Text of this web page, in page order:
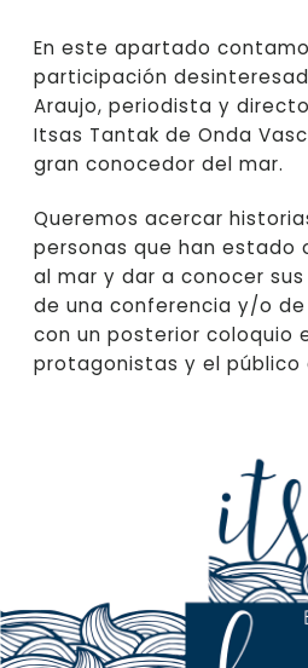
En este apartado
participación
Araujo, periodista y
Itsas Tantak de Onda
gran conocedor del mar.
Queremos acercar
personas que han estado
al mar y dar a conocer
de una conferencia y/o
con un posterior coloquio
protagonistas y el público